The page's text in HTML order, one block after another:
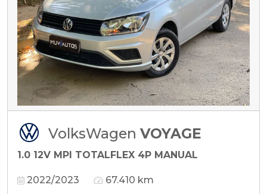
VolksWagen VOYAGE
1.0 12V MPI TOTALFLEX 4P MANUAL
2022/2023 67.410 km